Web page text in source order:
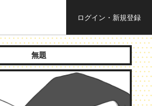
ログイン・新規登録
無題